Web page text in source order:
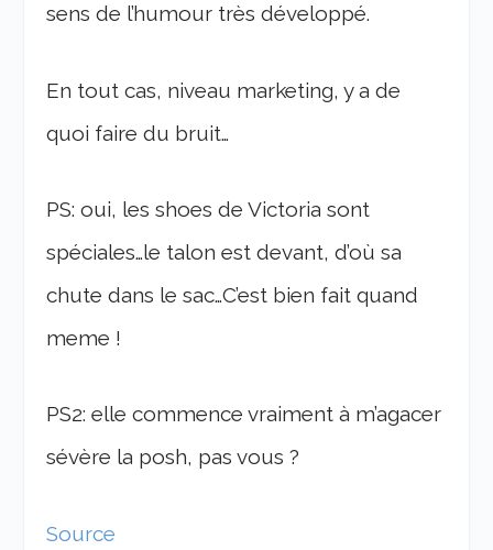
sens de l’humour très développé.
En tout cas, niveau marketing, y a de
quoi faire du bruit…
PS: oui, les shoes de Victoria sont
spéciales…le talon est devant, d’où sa
chute dans le sac…C’est bien fait quand
meme !
PS2: elle commence vraiment à m’agacer
sévère la posh, pas vous ?
Source